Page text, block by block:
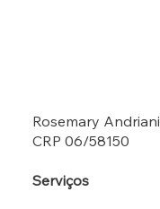
Rosemary Andriani
CRP 06/58150
Serviços